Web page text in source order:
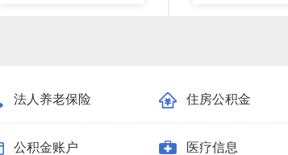
法人养老保险 住房公积金
公积金账户 医疗信息